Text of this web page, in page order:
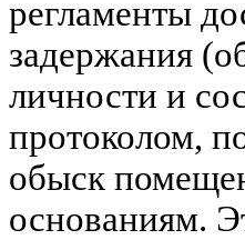
регламенты
задержания
личности и
протоколом,
обыск
основаниям.